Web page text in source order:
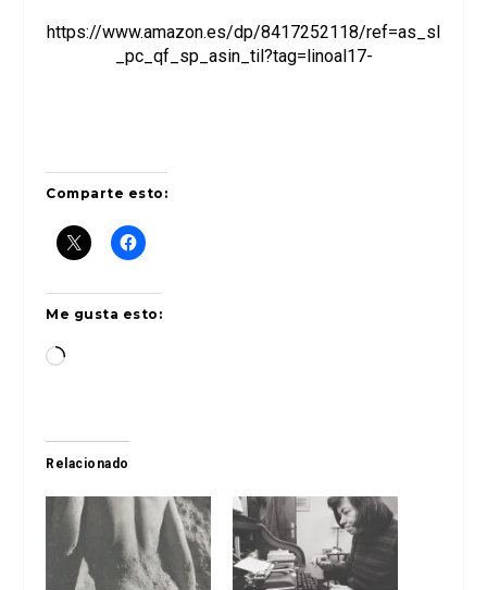
https://www.amazon.es/dp/8417252118/ref=as_sl
_pc_qf_sp_asin_til?tag=linoal17-
Comparte esto:
Me gusta esto:
Cargando...
Relacionado